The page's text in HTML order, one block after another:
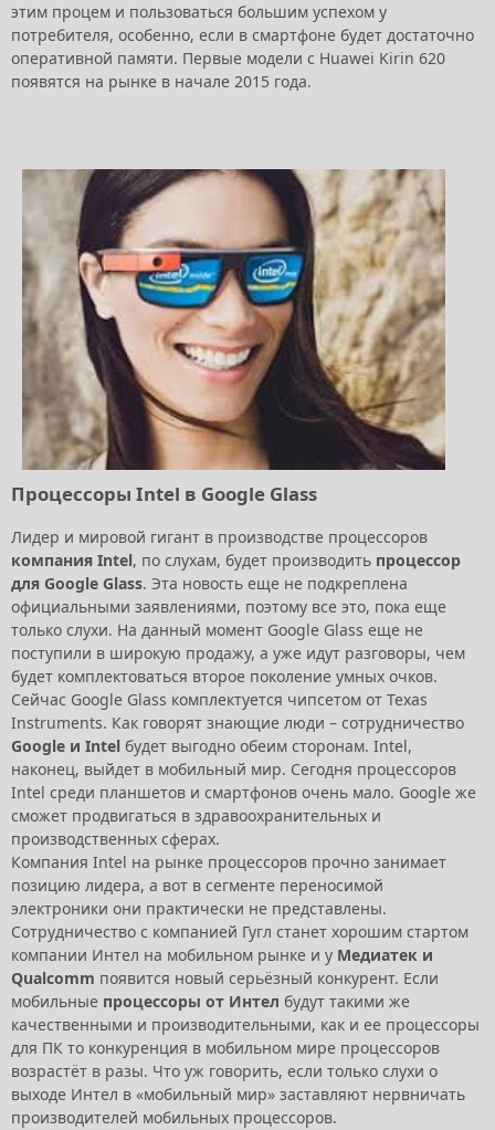
этим процем и пользоваться большим успехом у
потребителя, особенно, если в смартфоне будет достаточно
оперативной памяти. Первые модели с Huawei Kirin 620
появятся на рынке в начале 2015 года.
Процессоры Intel в Google Glass
Лидер и мировой гигант в производстве процессоров
компания Intel, по слухам, будет производить процессор
для Google Glass. Эта новость еще не подкреплена
официальными заявлениями, поэтому все это, пока еще
только слухи. На данный момент Google Glass еще не
поступили в широкую продажу, а уже идут разговоры, чем
будет комплектоваться второе поколение умных очков.
Сейчас Google Glass комплектуется чипсетом от Texas
Instruments. Как говорят знающие люди – сотрудничество
Google и Intel будет выгодно обеим сторонам. Intel,
наконец, выйдет в мобильный мир. Сегодня процессоров
Intel среди планшетов и смартфонов очень мало. Google же
сможет продвигаться в здравоохранительных и
производственных сферах.
Компания Intel на рынке процессоров прочно занимает
позицию лидера, а вот в сегменте переносимой
электроники они практически не представлены.
Сотрудничество с компанией Гугл станет хорошим стартом
компании Интел на мобильном рынке и у Медиатек и
Qualcomm появится новый серьёзный конкурент. Если
мобильные процессоры от Интел будут такими же
качественными и производительными, как и ее процессоры
для ПК то конкуренция в мобильном мире процессоров
возрастёт в разы. Что уж говорить, если только слухи о
выходе Интел в «мобильный мир» заставляют нервничать
производителей мобильных процессоров.